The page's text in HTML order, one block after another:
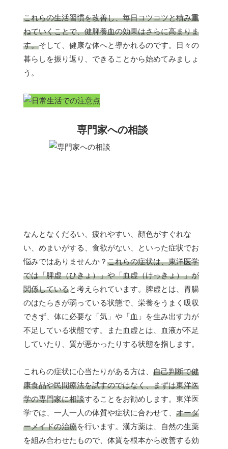
これらの生活習慣を改善し、毎日コツコツと積み重
ねていくことで、健脾養血の効果はさらに高まりま
す。そして、健康な体へと導かれるのです。日々の
暮らしを振り返り、できることから始めてみましょ
う。
専門家への相談
なんとなくだるい、疲れやすい、顔色がすぐれな
い、めまいがする、食欲がない、といった症状でお
悩みではありませんか？ これらの症状は、東洋医学
では「脾虚（ひきょ）」や「血虚（けっきょ）」が
関係していると考えられています。脾虚とは、胃腸
のはたらきが弱っている状態で、栄養をうまく吸収
できず、体に必要な「気」や「血」を生み出す力が
不足している状態です。また血虚とは、血液が不足
していたり、質が悪かったりする状態を指します。
これらの症状に心当たりがある方は、 自己判断で健
康食品や民間療法を試すのではなく、まずは東洋医
学の専門家に相談することをお勧めします。東洋医
学では、一人一人の体質や症状に合わせて、 オーダ
ーメイドの治療を行います。漢方薬は、自然の生薬
を組み合わせたもので、体質を根本から改善する効